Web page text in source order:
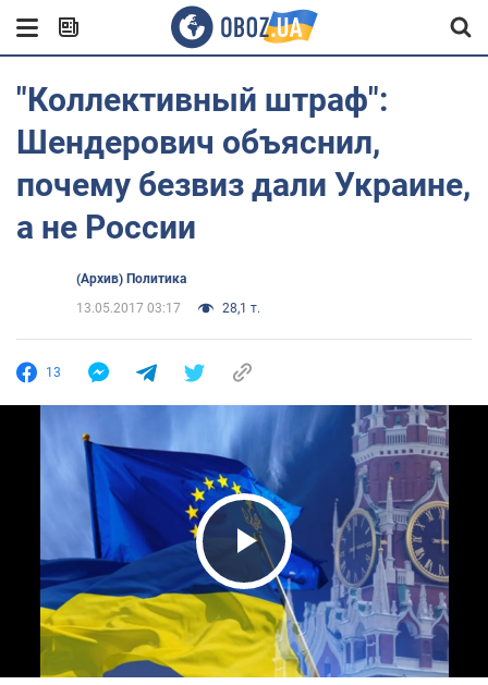
"Коллективный штраф":
Шендерович объяснил,
почему безвиз дали Украине,
а не России
(Архив) Политика
13.05.2017 03:17
28,1 т.
13
Play Video